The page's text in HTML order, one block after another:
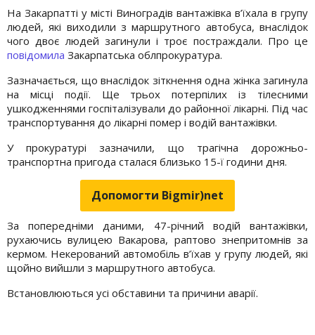
На Закарпатті у місті Виноградів вантажівка в’їхала в групу
людей, які виходили з маршрутного автобуса, внаслідок
чого двоє людей загинули і троє постраждали. Про це
повідомила Закарпатська облпрокуратура.
Зазначається, що внаслідок зіткнення одна жінка загинула
на місці події. Ще трьох потерпілих із тілесними
ушкодженнями госпіталізували до районної лікарні. Під час
транспортування до лікарні помер і водій вантажівки.
У прокуратурі зазначили, що трагічна дорожньо-
транспортна пригода сталася близько 15-ї години дня.
Допомогти Bigmir)net
За попередніми даними, 47-річний водій вантажівки,
рухаючись вулицею Вакарова, раптово знепритомнів за
кермом. Некерований автомобіль в’їхав у групу людей, які
щойно вийшли з маршрутного автобуса.
Встановлюються усі обставини та причини аварії.